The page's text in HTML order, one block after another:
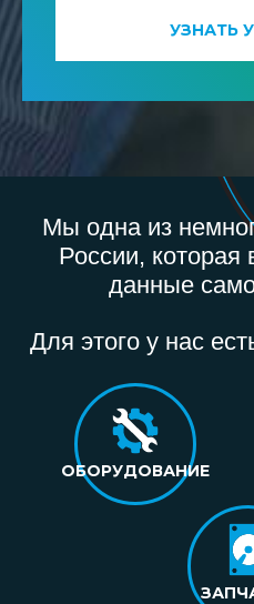
УЗНАТЬ
Мы одна из
России, которая
данные
Для этого у нас
ОБОРУДОВАНИЕ